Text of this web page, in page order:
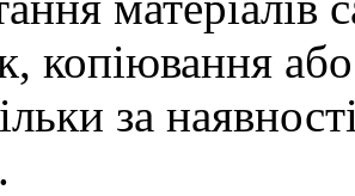
копіювання
за
.